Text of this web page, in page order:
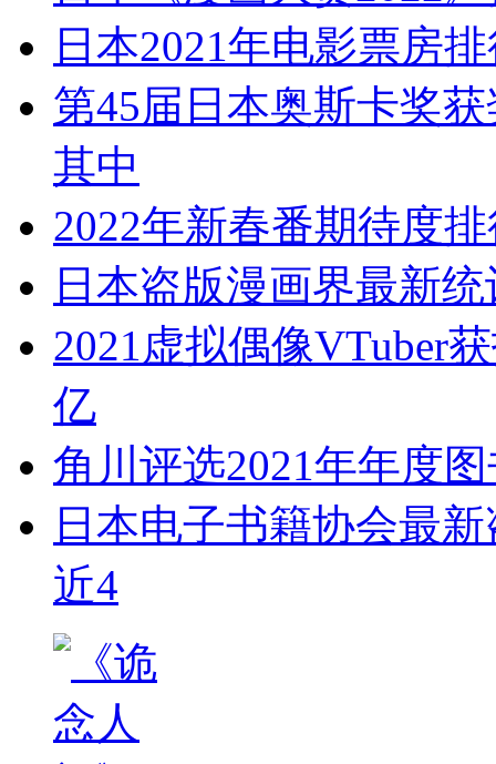
日本2021年电影票房
第45届日本奥斯卡奖
其中
2022年新春番期待度
日本盗版漫画界最新
2021虚拟偶像VTuber
亿
角川评选2021年年度
日本电子书籍协会最
近4